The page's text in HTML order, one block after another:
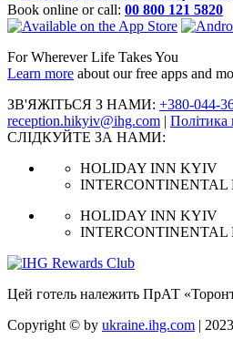
Book online or call: 00 800 121 5820
For Wherever Life Takes You
Learn more about our free apps and
ЗВ'ЯЖІТЬСЯ З НАМИ: +380-044-
reception.hikyiv@ihg.com | Політика
СЛІДКУЙТЕ ЗА НАМИ:
HOLIDAY INN KYIV
HOLIDAY INN KYIV
Цей готель належить ПрАТ
Copyright © by ukraine.ihg.com | 2023